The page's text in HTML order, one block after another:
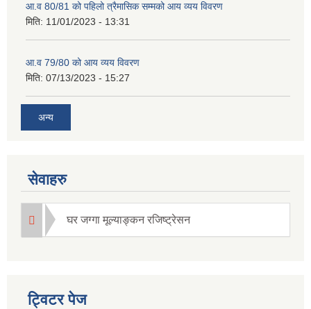
आ.व 80/81 को पहिलो त्रैमासिक सम्मको आय व्यय विवरण
मिति: 11/01/2023 - 13:31
आ.व 79/80 को आय व्यय विवरण
मिति: 07/13/2023 - 15:27
अन्य
सेवाहरु
घर जग्गा मूल्याङ्कन रजिष्ट्रेसन
ट्विटर पेज